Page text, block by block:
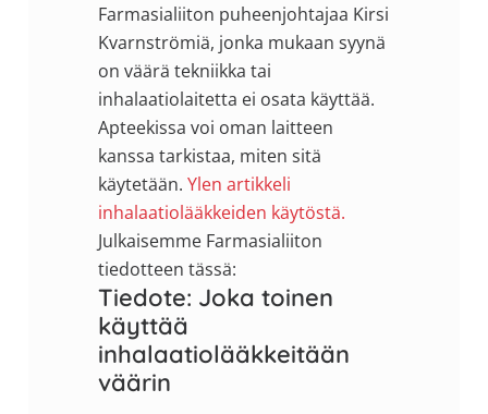
Farmasialiiton puheenjohtajaa Kirsi
Kvarnströmiä, jonka mukaan syynä
on väärä tekniikka tai
inhalaatiolaitetta ei osata käyttää.
Apteekissa voi oman laitteen
kanssa tarkistaa, miten sitä
käytetään. Ylen artikkeli
inhalaatiolääkkeiden käytöstä.
Julkaisemme Farmasialiiton
tiedotteen tässä:
Tiedote: Joka toinen
käyttää
inhalaatiolääkkeitään
väärin